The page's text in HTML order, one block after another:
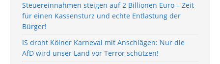
Steuereinnahmen steigen auf 2 Billionen Euro – Zeit
für einen Kassensturz und echte Entlastung der
Bürger!
IS droht Kölner Karneval mit Anschlägen: Nur die
AfD wird unser Land vor Terror schützen!